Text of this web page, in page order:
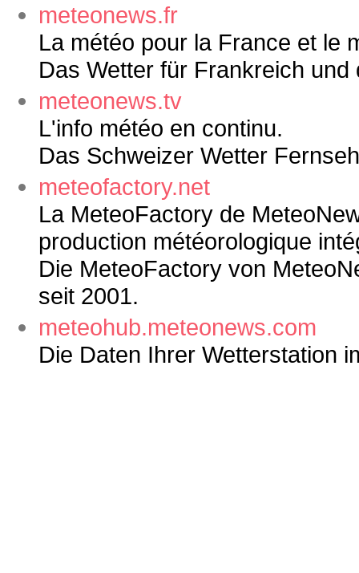
meteonews.fr
La météo pour la France et le
Das Wetter für Frankreich und
meteonews.tv
L'info météo en continu.
Das Schweizer Wetter
meteofactory.net
La MeteoFactory de
production météorologique
Die MeteoFactory von
seit 2001.
meteohub.meteonews.com
Die Daten Ihrer Wetterstation